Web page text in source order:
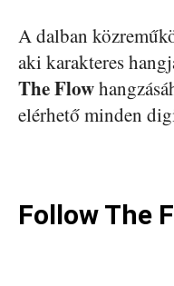
A dalban
aki karakteres
The Flow
elérhető minden
Follow The